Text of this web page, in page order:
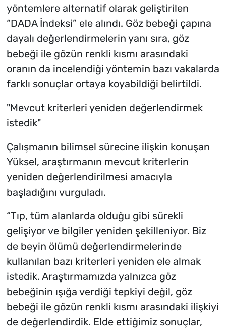
yöntemlere alternatif olarak geliştirilen
“DADA İndeksi” ele alındı. Göz bebeği çapına
dayalı değerlendirmelerin yanı sıra, göz
bebeği ile gözün renkli kısmı arasındaki
oranın da incelendiği yöntemin bazı vakalarda
farklı sonuçlar ortaya koyabildiği belirtildi.
"Mevcut kriterleri yeniden değerlendirmek
istedik"
Çalışmanın bilimsel sürecine ilişkin konuşan
Yüksel, araştırmanın mevcut kriterlerin
yeniden değerlendirilmesi amacıyla
başladığını vurguladı.
“Tıp, tüm alanlarda olduğu gibi sürekli
gelişiyor ve bilgiler yeniden şekilleniyor. Biz
de beyin ölümü değerlendirmelerinde
kullanılan bazı kriterleri yeniden ele almak
istedik. Araştırmamızda yalnızca göz
bebeğinin ışığa verdiği tepkiyi değil, göz
bebeği ile gözün renkli kısmı arasındaki ilişkiyi
de değerlendirdik. Elde ettiğimiz sonuçlar,